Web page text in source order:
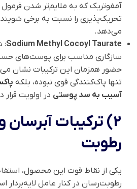
آمفوتریک که به ملایم‌تر شدن
تحریک‌پذیری را نسبت به برخی
می‌دهد.
Sodium Methyl Cocoyl Taurate
:
سازگاری مناسب برای پوست‌های
حضور همزمان این ترکیبات نشان
تنها پاک‌کنندگی قوی نبوده، بلکه
آسیب به سد پوستی در اولویت
2) ترکیبات
رطوبت
یکی از نقاط قوت این محصول،
رطوبت‌رسان در کنار عامل